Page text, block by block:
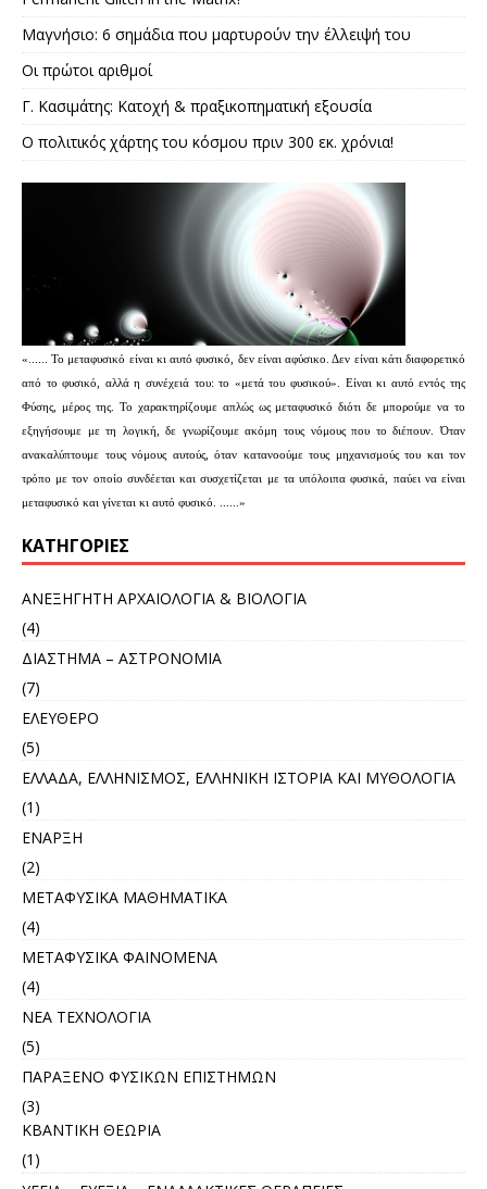
Μαγνήσιο: 6 σημάδια που μαρτυρούν την έλλειψή του
Οι πρώτοι αριθμοί
Γ. Κασιμάτης: Κατοχή & πραξικοπηματική εξουσία
Ο πολιτικός χάρτης του κόσμου πριν 300 εκ. χρόνια!
«...... Το μεταφυσικό είναι κι αυτό φυσικό, δεν είναι αφύσικο. Δεν είναι κάτι διαφορετικό
από το φυσικό, αλλά η συνέχειά του: το «μετά του φυσικού». Είναι κι αυτό εντός της
Φύσης, μέρος της. Το χαρακτηρίζουμε απλώς ως μεταφυσικό διότι δε μπορούμε να το
εξηγήσουμε με τη λογική, δε γνωρίζουμε ακόμη τους νόμους που το διέπουν. Όταν
ανακαλύπτουμε τους νόμους αυτούς, όταν κατανοούμε τους μηχανισμούς του και τον
τρόπο με τον οποίο συνδέεται και συσχετίζεται με τα υπόλοιπα φυσικά, παύει να είναι
μεταφυσικό και γίνεται κι αυτό φυσικό. ......»
KΑΤΗΓΟΡΊΕΣ
ΑΝΕΞΗΓΗΤΗ ΑΡΧΑΙΟΛΟΓΙΑ & ΒΙΟΛΟΓΙΑ
(4)
ΔΙΑΣΤΗΜΑ – ΑΣΤΡΟΝΟΜΙΑ
(7)
ΕΛΕΥΘΕΡΟ
(5)
ΕΛΛΑΔΑ, ΕΛΛΗΝΙΣΜΟΣ, ΕΛΛΗΝΙΚΗ ΙΣΤΟΡΙΑ ΚΑΙ ΜΥΘΟΛΟΓΙΑ
(1)
ΕΝΑΡΞΗ
(2)
ΜΕΤΑΦΥΣΙΚΑ ΜΑΘΗΜΑΤΙΚΑ
(4)
ΜΕΤΑΦΥΣΙΚΑ ΦΑΙΝΟΜΕΝΑ
(4)
ΝΕΑ ΤΕΧΝΟΛΟΓΙΑ
(5)
ΠΑΡΑΞΕΝΟ ΦΥΣΙΚΩΝ ΕΠΙΣΤΗΜΩΝ
(3)
ΚΒΑΝΤΙΚΗ ΘΕΩΡΙΑ
(1)